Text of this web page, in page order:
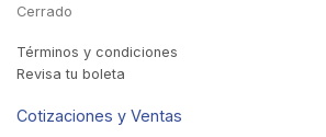
Cerrado
Términos y condiciones
Revisa tu boleta
Cotizaciones y Ventas